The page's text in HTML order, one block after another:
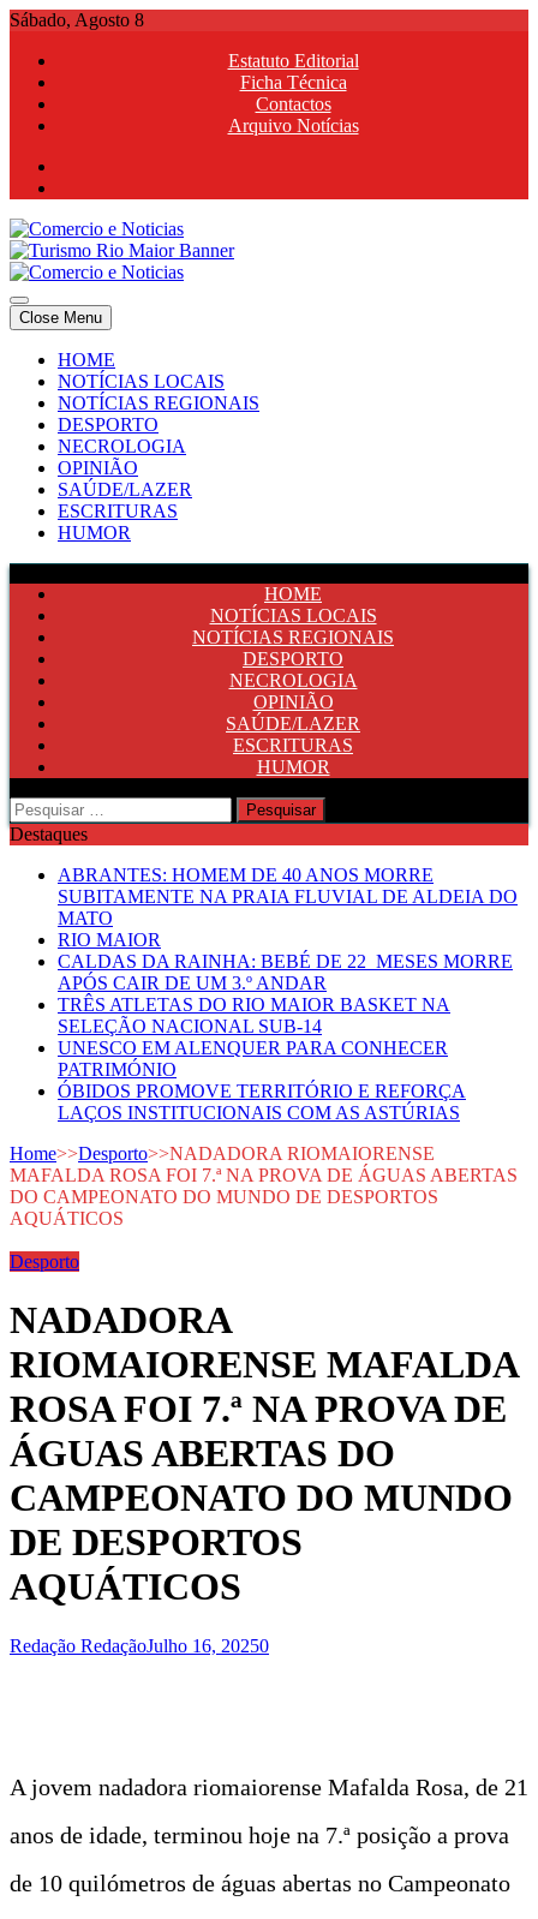
Skip
content
Sábado, Agosto 8
Estatuto Editorial
Ficha Técnica
Contactos
Arquivo Notícias
Comercio e Noticias
Notícias e Publicidade Online
Comercio e Noticias
Notícias e Publicidade Online
Close Menu
HOME
NOTÍCIAS LOCAIS
NOTÍCIAS REGIONAIS
DESPORTO
NECROLOGIA
OPINIÃO
SAÚDE/LAZER
ESCRITURAS
HUMOR
HOME
NOTÍCIAS LOCAIS
NOTÍCIAS REGIONAIS
DESPORTO
NECROLOGIA
OPINIÃO
SAÚDE/LAZER
ESCRITURAS
HUMOR
Pesquisar
por:
Destaques
ABRANTES: HOMEM DE 40 ANOS MORRE
SUBITAMENTE NA PRAIA FLUVIAL DE ALDEIA DO
MATO
RIO MAIOR
CALDAS DA RAINHA: BEBÉ DE 22 MESES MORRE
APÓS CAIR DE UM 3.º ANDAR
TRÊS ATLETAS DO RIO MAIOR BASKET NA
SELEÇÃO NACIONAL SUB-14
UNESCO EM ALENQUER PARA CONHECER
PATRIMÓNIO
ÓBIDOS PROMOVE TERRITÓRIO E REFORÇA
LAÇOS INSTITUCIONAIS COM AS ASTÚRIAS
Home>>Desporto>>NADADORA RIOMAIORENSE
MAFALDA ROSA FOI 7.ª NA PROVA DE ÁGUAS ABERTAS
DO CAMPEONATO DO MUNDO DE DESPORTOS
AQUÁTICOS
Desporto
NADADORA
RIOMAIORENSE MAFALDA
ROSA FOI 7.ª NA PROVA DE
ÁGUAS ABERTAS DO
CAMPEONATO DO MUNDO
DE DESPORTOS
AQUÁTICOS
Redação RedaçãoJulho 16, 20250
A jovem nadadora riomaiorense Mafalda Rosa, de 21
anos de idade, terminou hoje na 7.ª posição a prova
de 10 quilómetros de águas abertas no Campeonato